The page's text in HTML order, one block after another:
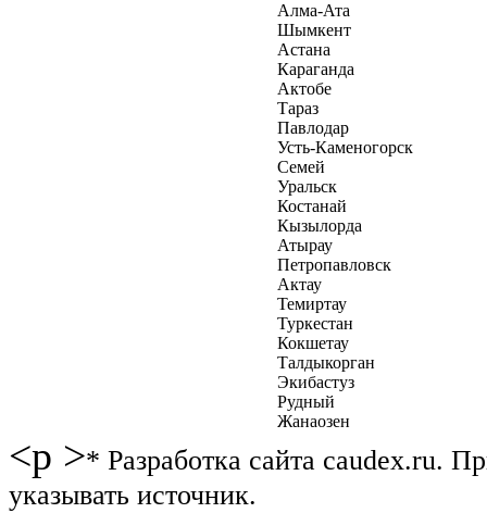
Алма-Ата
Шымкент
Астана
Караганда
Актобе
Тараз
Павлодар
Усть-Каменогорск
Семей
Уральск
Костанай
Кызылорда
Атырау
Петропавловск
Актау
Темиртау
Туркестан
Кокшетау
Талдыкорган
Экибастуз
Рудный
Жанаозен
<p >* Разработка сайта caudex.ru.
указывать источник.